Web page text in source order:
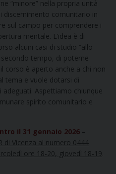
“minore” nella propria unità
discernimento comunitario in
sul campo per comprendere i
mentale. L’idea è di
alcuni casi di studio “allo
tempo, di poterne
corso è aperto anche a chi non
tema e vuole dotarsi di
Aspettiamo chiunque
spirito comunitario e
il 31 gennaio 2026 –
di Vicenza al numero 0444
ore 18-20, giovedì 18-19.